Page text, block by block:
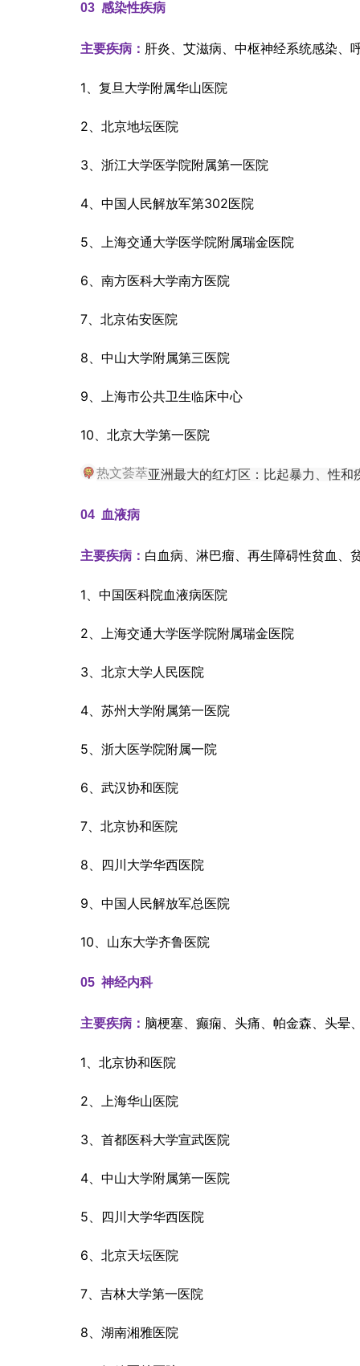
03 感染性疾病
主要疾病： 肝炎、艾滋病、中枢神经系统感染、
1、复旦大学附属华山医院
2、北京地坛医院
3、浙江大学医学院附属第一医院
4、中国人民解放军第302医院
5、上海交通大学医学院附属瑞金医院
6、南方医科大学南方医院
7、北京佑安医院
8、中山大学附属第三医院
9、上海市公共卫生临床中心
10、北京大学第一医院
热文荟萃亚洲最大的红灯区：比起暴力、性
04 血液病
主要疾病： 白血病、淋巴瘤、再生障碍性贫血、
1、中国医科院血液病医院
2、上海交通大学医学院附属瑞金医院
3、北京大学人民医院
4、苏州大学附属第一医院
5、浙大医学院附属一院
6、武汉协和医院
7、北京协和医院
8、四川大学华西医院
9、中国人民解放军总医院
10、山东大学齐鲁医院
05 神经内科
主要疾病： 脑梗塞、癫痫、头痛、帕金森、头晕
1、北京协和医院
2、上海华山医院
3、首都医科大学宣武医院
4、中山大学附属第一医院
5、四川大学华西医院
6、北京天坛医院
7、吉林大学第一医院
8、湖南湘雅医院